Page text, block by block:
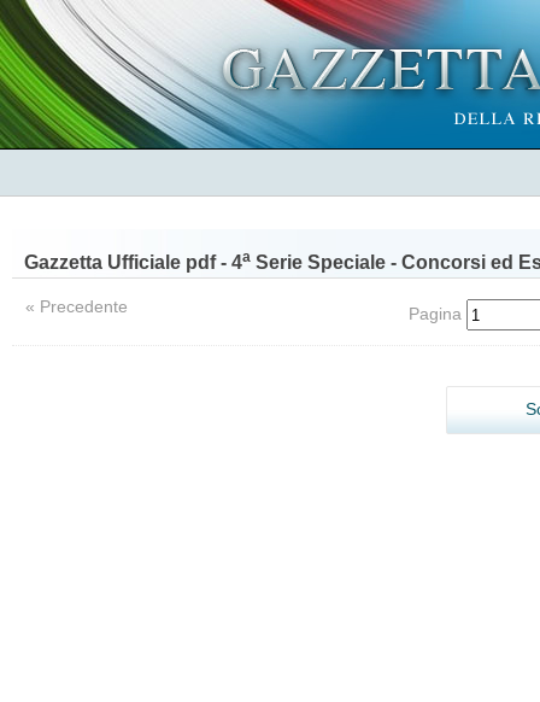
Gazzetta Ufficiale pdf - 4a Serie Speciale - Concorsi ed
« Precedente Pagina